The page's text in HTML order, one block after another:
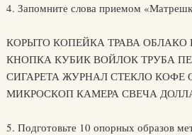
4. Запомните слова приемом
КОРЫТО КОПЕЙКА ТРАВА ОБЛАКО
КНОПКА КУБИК ВОЙЛОК ТРУБА
СИГАРЕТА ЖУРНАЛ СТЕКЛО КОФЕ
МИКРОСКОП КАМЕРА СВЕЧА
5. Подготовьте 10 опорных образов